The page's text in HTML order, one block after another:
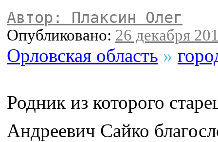
Автор: Плаксин Олег
Опубликовано: 26 декабря
Орловская область »
Родник из которого
Андреевич Сайко